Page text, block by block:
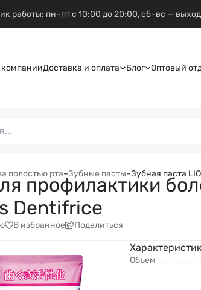
работы: пн–пт с 10:00 до 20:00, сб–вс —
Доставка и оплата Блог Оптовый
полостью рта–Зубные пасты–Зубная паста
профилактики
Dentifrice
В избранное Поделиться
Объем